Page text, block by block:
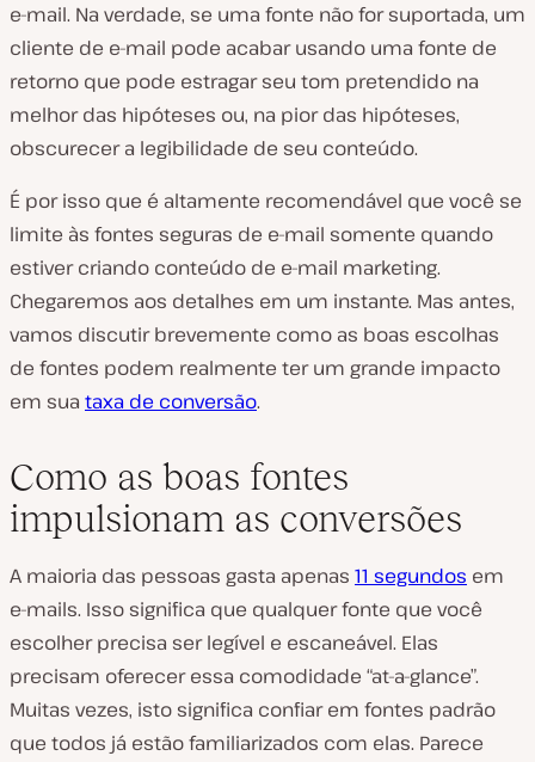
e-mail. Na verdade, se uma fonte não for suportada, um
cliente de e-mail pode acabar usando uma fonte de
retorno que pode estragar seu tom pretendido na
melhor das hipóteses ou, na pior das hipóteses,
obscurecer a legibilidade de seu conteúdo.
É por isso que é altamente recomendável que você se
limite às fontes seguras de e-mail somente quando
estiver criando conteúdo de e-mail marketing.
Chegaremos aos detalhes em um instante. Mas antes,
vamos discutir brevemente como as boas escolhas
de fontes podem realmente ter um grande impacto
em sua taxa de conversão.
Como as boas fontes
impulsionam as conversões
A maioria das pessoas gasta apenas 11 segundos em
e-mails. Isso significa que qualquer fonte que você
escolher precisa ser legível e escaneável. Elas
precisam oferecer essa comodidade “at-a-glance”.
Muitas vezes, isto significa confiar em fontes padrão
que todos já estão familiarizados com elas. Parece